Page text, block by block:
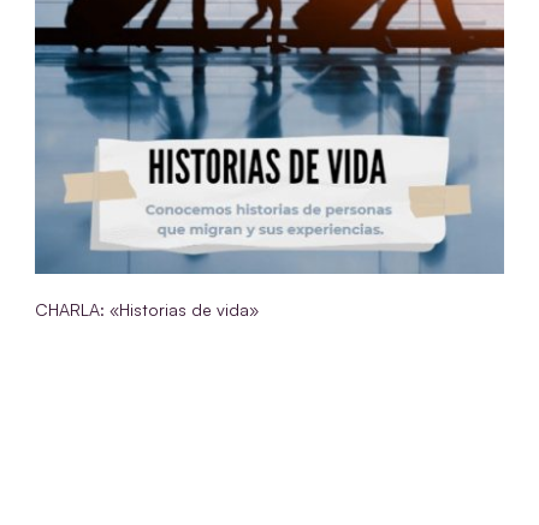
CHARLA: «Historias de vida»